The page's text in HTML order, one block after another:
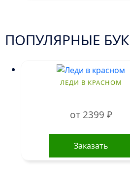
ПОПУЛЯРНЫЕ
ЛЕДИ В КРАСНОМ
от 2399 ₽
Заказать